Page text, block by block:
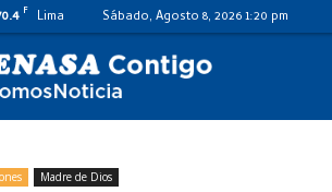
F Lima Sábado, Agosto 8, 2026 1:20 pm
Madre de Dios